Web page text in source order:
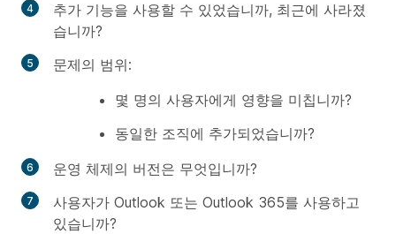
추가 기능을 사용할 수 있었습니까, 최근에 사라졌
습니까?
문제의 범위:
몇 명의 사용자에게 영향을 미칩니까?
동일한 조직에 추가되었습니까?
운영 체제의 버전은 무엇입니까?
사용자가 Outlook 또는 Outlook 365를 사용하고
있습니까?